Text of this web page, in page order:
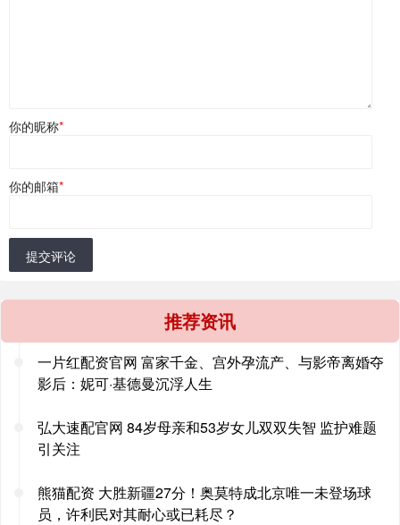
你的昵称*
你的邮箱*
提交评论
推荐资讯
一片红配资官网 富家千金、宫外孕流产、与影帝离婚夺
影后：妮可·基德曼沉浮人生
弘大速配官网 84岁母亲和53岁女儿双双失智 监护难题
引关注
熊猫配资 大胜新疆27分！奥莫特成北京唯一未登场球
员，许利民对其耐心或已耗尽？